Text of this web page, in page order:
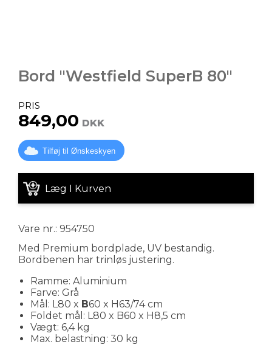
Bord "Westfield SuperB 80"
PRIS
849,00 DKK
Tilføj til Ønskeskyen
Læg I Kurven
Vare nr.: 954750
Med Premium bordplade, UV bestandig.
Bordbenen har trinløs justering.
Ramme: Aluminium
Farve: Grå
Mål: L80 x B60 x H63/74 cm
Foldet mål: L80 x B60 x H8,5 cm
Vægt: 6,4 kg
Max. belastning: 30 kg